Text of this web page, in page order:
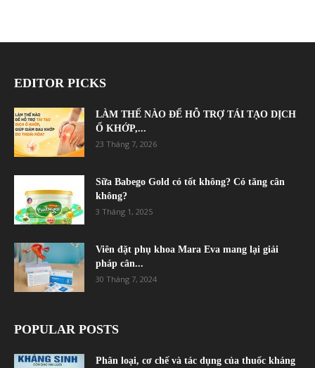
EDITOR PICKS
LÀM THẾ NÀO ĐỂ HỖ TRỢ TÁI TẠO DỊCH
Ổ KHỚP,...
23 Tháng 7, 2026
Sữa Babego Gold có tốt không? Có tăng cân
không?
3 Tháng 1, 2025
Viên đặt phụ khoa Mara Eva mang lại giải
pháp cân...
30 Tháng 7, 2024
POPULAR POSTS
Phân loại, cơ chế và tác dụng của thuốc kháng